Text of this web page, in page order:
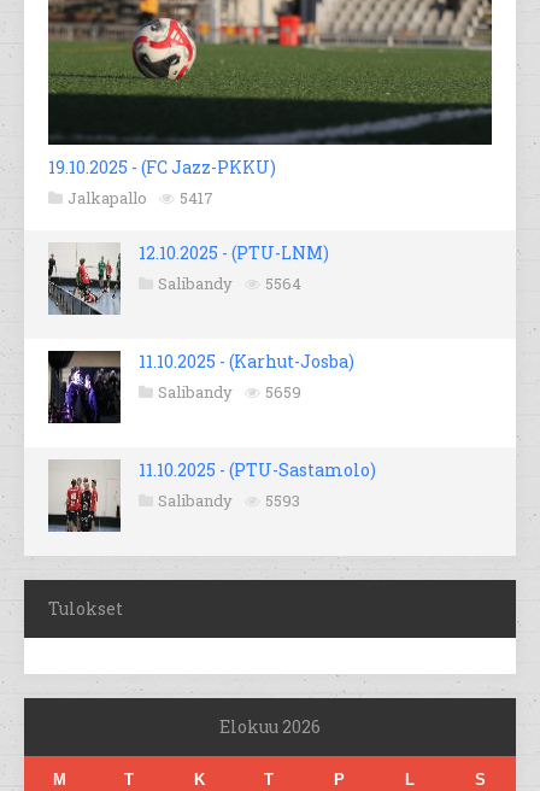
19.10.2025 - (FC Jazz-PKKU)
Jalkapallo 5417
12.10.2025 - (PTU-LNM)
Salibandy 5564
11.10.2025 - (Karhut-Josba)
Salibandy 5659
11.10.2025 - (PTU-Sastamolo)
Salibandy 5593
Tulokset
Elokuu 2026
M T K T P L S